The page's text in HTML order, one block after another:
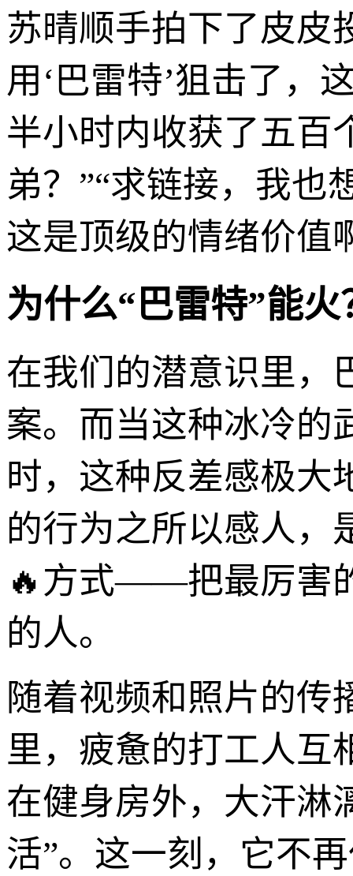
苏晴顺手拍下了皮皮
用‘巴雷特’狙击了，
半小时内收获了五百
弟？”“求链接，我也
这是顶级的情绪价值
为什么“巴雷特”能火
在我们的潜意识里，
案。而当这种冰冷的
时，这种反差感极大
的行为之所以感人，
🔥方式——把最厉害
的人。
随着视频和照片的传
里，疲惫的打工人互
在健身房外，大汗淋
活”。这一刻，它不